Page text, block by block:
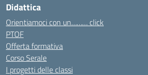
Didattica
Orientiamoci con un……… click
PTOF
Offerta formativa
Corso Serale
I progetti delle classi